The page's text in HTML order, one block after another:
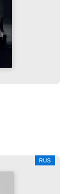
RUS